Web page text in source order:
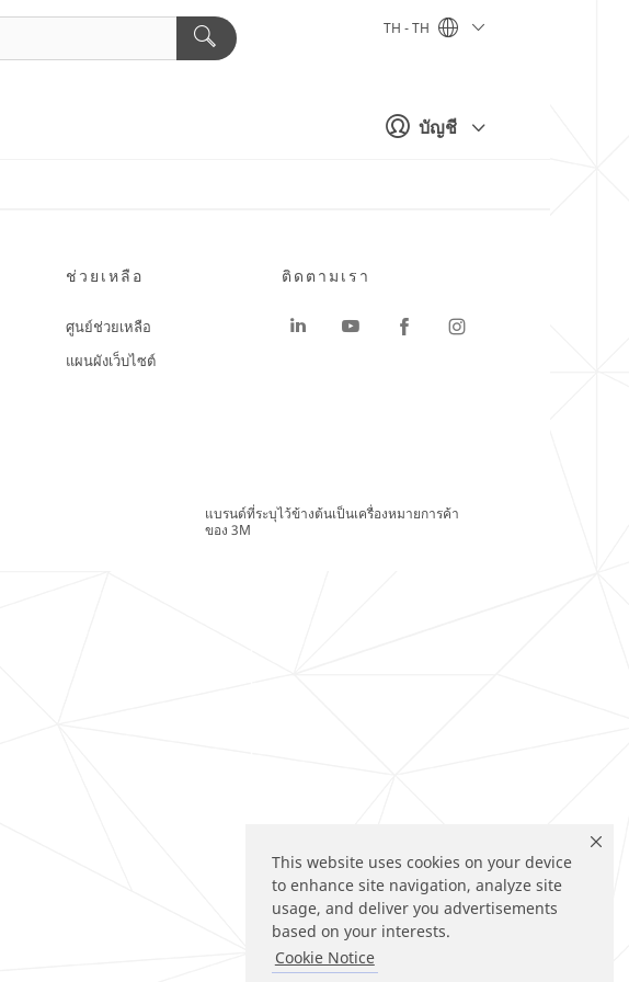
This website uses cookies on your device
to enhance site navigation, analyze site
usage, and deliver you advertisements
based on your interests.
Cookie Notice
บัญชี
TH - TH
ช่วยเหลือ
ศูนย์ช่วยเหลือ
แผนผังเว็บไซต์
ติดตามเรา
แบรนด์ที่ระบุไว้ข้างต้นเป็นเครื่องหมายการค้า
ของ 3M